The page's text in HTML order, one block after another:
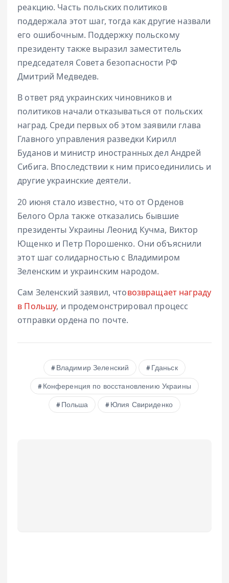
реакцию. Часть польских политиков
поддержала этот шаг, тогда как другие назвали
его ошибочным. Поддержку польскому
президенту также выразил заместитель
председателя Совета безопасности РФ
Дмитрий Медведев.
В ответ ряд украинских чиновников и
политиков начали отказываться от польских
наград. Среди первых об этом заявили глава
Главного управления разведки Кирилл
Буданов и министр иностранных дел Андрей
Сибига. Впоследствии к ним присоединились и
другие украинские деятели.
20 июня стало известно, что от Орденов
Белого Орла также отказались бывшие
президенты Украины Леонид Кучма, Виктор
Ющенко и Петр Порошенко. Они объяснили
этот шаг солидарностью с Владимиром
Зеленским и украинским народом.
Сам Зеленский заявил, чтовозвращает награду
в Польшу, и продемонстрировал процесс
отправки ордена по почте.
Владимир Зеленский Гданьск
Конференция по восстановлению Украины
Польша Юлия Свириденко